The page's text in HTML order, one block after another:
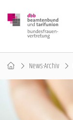
News-Archiv